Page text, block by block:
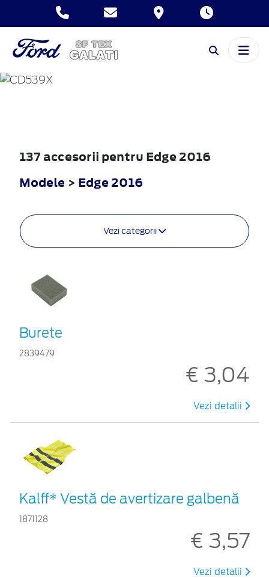
EDGE
137 accesorii pentru Edge 2016
Modele > Edge 2016
Vezi categorii
Burete
2839479
€ 3,04
Vezi detalii
Kalff* Vestă de avertizare galbenă
1871128
€ 3,57
Vezi detalii